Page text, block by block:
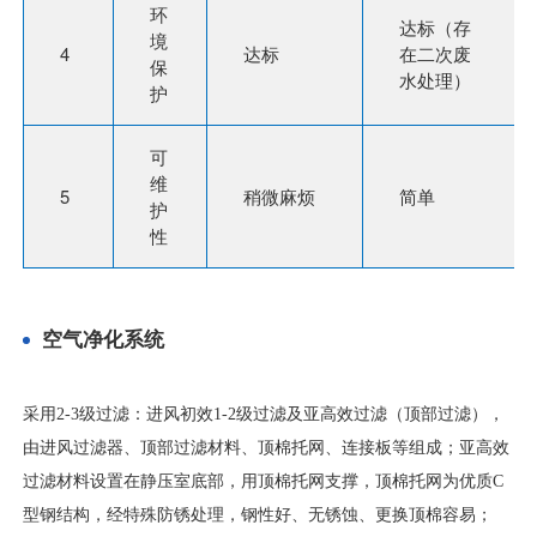
4
环
境
保
护
达标
达标（存
在二次废
水处理）
5
可
维
护
性
稍微麻烦 简单
空气净化系统
采用2-3级过滤：进风初效1-2级过滤及亚高效过滤（顶部过滤），
由进风过滤器、顶部过滤材料、顶棉托网、连接板等组成；亚高效
过滤材料设置在静压室底部，用顶棉托网支撑，顶棉托网为优质C
型钢结构，经特殊防锈处理，钢性好、无锈蚀、更换顶棉容易；